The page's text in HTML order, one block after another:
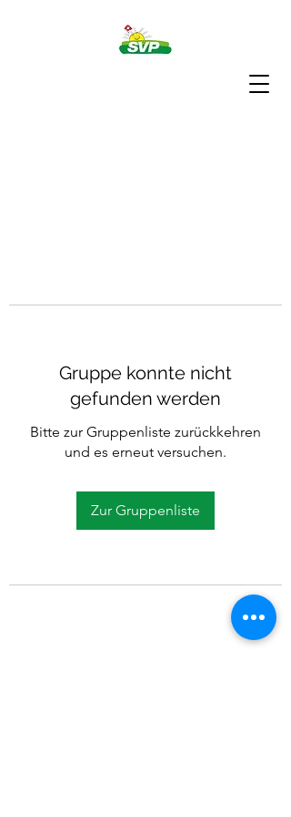
Gruppe konnte nicht
gefunden werden
Bitte zur Gruppenliste zurückkehren
und es erneut versuchen.
Zur Gruppenliste